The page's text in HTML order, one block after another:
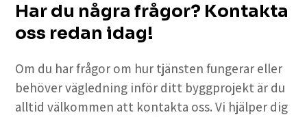
Har du några frågor? Kontakta
oss redan idag!
Om du har frågor om hur tjänsten fungerar eller
behöver vägledning inför ditt byggprojekt är du
alltid välkommen att kontakta oss. Vi hjälper dig